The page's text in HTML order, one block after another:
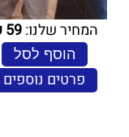
המחיר שלנו:59
הוסף לסל
פרטים נוספים